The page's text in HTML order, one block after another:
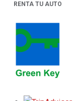
RENTA TU AUTO
OPENS IN A NEW TAB.